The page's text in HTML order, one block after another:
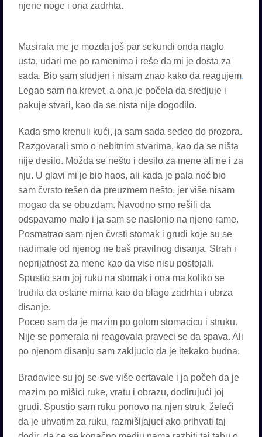
njene noge i ona zadrhta.
Masirala me je mozda još par sekundi onda naglo
usta, udari me po ramenima i reše da mi je dosta za
sada. Bio sam sludjen i nisam znao kako da reagujem.
Legao sam na krevet, a ona je počela da sredjuje i
pakuje stvari, kao da se nista nije dogodilo.
Kada smo krenuli kući, ja sam sada sedeo do prozora.
Razgovarali smo o nebitnim stvarima, kao da se ništa
nije desilo. Možda se nešto i desilo za mene ali ne i za
nju. U glavi mi je bio haos, ali kada je pala noć bio
sam čvrsto rešen da preuzmem nešto, jer više nisam
mogao da se obuzdam. Navodno smo rešili da
odspavamo malo i ja sam se naslonio na njeno rame.
Posmatrao sam njen čvrsti stomak i grudi koje su se
nadimale od njenog ne baš pravilnog disanja. Strah i
neprijatnost za mene kao da vise nisu postojali.
Spustio sam joj ruku na stomak i ona ma koliko se
trudila da ostane mirna kao da blago zadrhta i ubrza
disanje.
Poceo sam da je mazim po golom stomacicu i struku.
Nije se pomerala ni reagovala praveci se da spava. Ali
po njenom disanju sam zakljucio da je itekako budna.
Bradavice su joj se sve više ocrtavale i ja počeh da je
mazim po mišici ruke, vratu i obrazu, dodirujući joj
grudi. Spustio sam ruku ponovo na njen struk, želeći
da je uhvatim za ruku, razmišljajuci ako prihvati taj